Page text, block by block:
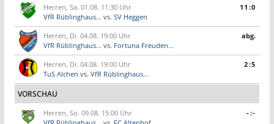
Herren, Sa. 01.08. 11:30 Uhr
VfR Rüblinghaus... vs. SV Heggen
11:0
Herren, Di. 04.08. 19:00 Uhr
VfR Rüblinghaus... vs. Fortuna Freuden...
abg.
Herren, Di. 04.08. 19:00 Uhr
TuS Alchen vs. VfR Rüblinghaus...
2:5
VORSCHAU
Herren, So. 09.08. 15:00 Uhr
-:-